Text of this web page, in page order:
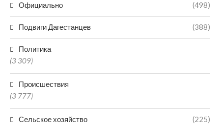
Официально (498)
Подвиги Дагестанцев (388)
Политика
(3 309)
Происшествия
(3 777)
Сельское хозяйство (225)